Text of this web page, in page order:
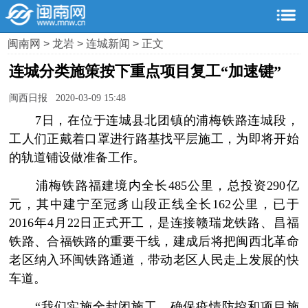
闽南网>龙岩>连城新闻> 正文
连城分类施策按下重点项目复工“加速键”
闽西日报 2020-03-09 15:48
7日，在位于连城县北团镇的浦梅铁路连城段，
工人们正戴着口罩进行路基找平层施工，为即将开始
的轨道铺设做准备工作。
浦梅铁路福建境内全长485公里，总投资290亿
元，其中建宁至冠豸山段正线全长162公里，已于
2016年4月22日正式开工，是连接赣瑞龙铁路、昌福
铁路、合福铁路的重要干线，建成后将把闽西北革命
老区纳入环闽铁路通道，带动老区人民走上发展的快
车道。